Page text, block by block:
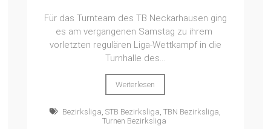
Für das Turnteam des TB Neckarhausen ging
es am vergangenen Samstag zu ihrem
vorletzten regulären Liga-Wettkampf in die
Turnhalle des...
Weiterlesen
Bezirksliga STB Bezirksliga TBN Bezirksliga
Turnen Bezirksliga